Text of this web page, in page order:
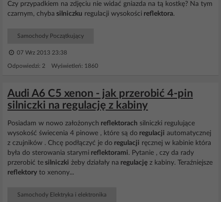
Czy przypadkiem na zdjęciu nie widać gniazda na tą kostkę? Na tym
czarnym, chyba silniczku regulacji wysokości reflektora.
Samochody Początkujący
07 Wrz 2013 23:38
Odpowiedzi: 2 Wyświetleń: 1860
Audi A6 C5 xenon - jak przerobić 4-pin
silniczki na regulację z kabiny
Posiadam w nowo założonych reflektorach silniczki regulujące
wysokość świecenia 4 pinowe , które są do regulacji automatycznej
z czujników . Chcę podłączyć je do regulacji ręcznej w kabinie która
była do sterowania starymi reflektorami. Pytanie , czy da rady
przerobić te silniczki żeby działały na regulację z kabiny. Teraźniejsze
reflektory to xenony...
Samochody Elektryka i elektronika